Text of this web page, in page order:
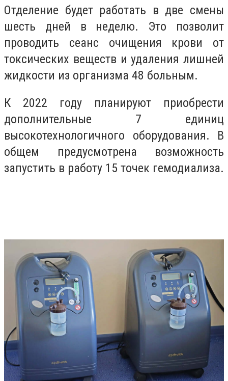
Отделение будет работать в две смены
шесть дней в неделю. Это позволит
проводить сеанс очищения крови от
токсических веществ и удаления лишней
жидкости из организма 48 больным.
К 2022 году планируют приобрести
дополнительные 7 единиц
высокотехнологичного оборудования. В
общем предусмотрена возможность
запустить в работу 15 точек гемодиализа.